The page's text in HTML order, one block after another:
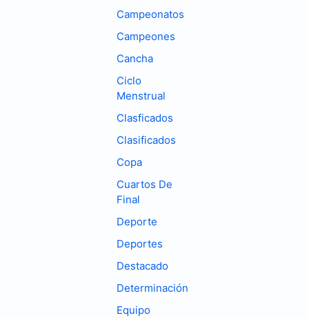
Campeonatos
Campeones
Cancha
Ciclo
Menstrual
Clasficados
Clasificados
Copa
Cuartos De
Final
Deporte
Deportes
Destacado
Determinación
Equipo